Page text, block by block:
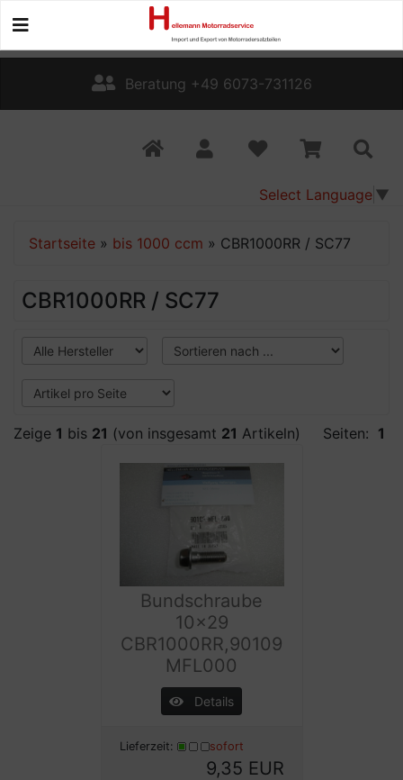
Beratung +49 6073-731126
Select Language ▼
Startseite » bis 1000 ccm » CBR1000RR / SC77
CBR1000RR / SC77
Zeige 1 bis 21 (von insgesamt 21 Artikeln) Seiten: 1
Bundschraube
10x29
CBR1000RR,90109
MFL000
Details
Lieferzeit: sofort
9,35 EUR